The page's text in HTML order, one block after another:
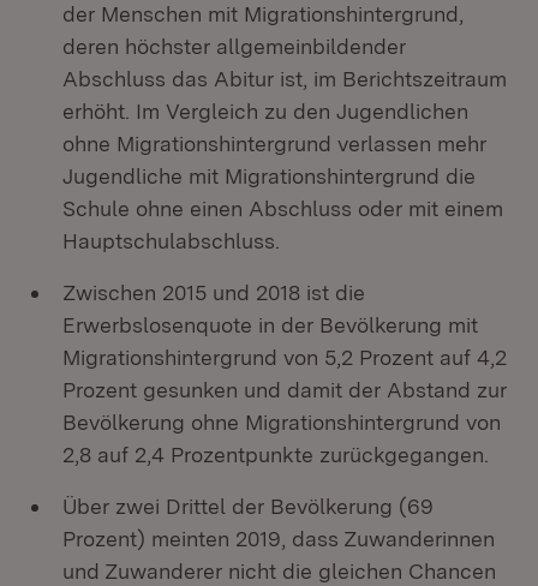
der Menschen mit Migrationshintergrund,
deren höchster allgemeinbildender
Abschluss das Abitur ist, im Berichtszeitraum
erhöht. Im Vergleich zu den Jugendlichen
ohne Migrationshintergrund verlassen mehr
Jugendliche mit Migrationshintergrund die
Schule ohne einen Abschluss oder mit einem
Hauptschulabschluss.
Zwischen 2015 und 2018 ist die
Erwerbslosenquote in der Bevölkerung mit
Migrationshintergrund von 5,2 Prozent auf 4,2
Prozent gesunken und damit der Abstand zur
Bevölkerung ohne Migrationshintergrund von
2,8 auf 2,4 Prozentpunkte zurückgegangen.
Über zwei Drittel der Bevölkerung (69
Prozent) meinten 2019, dass Zuwanderinnen
und Zuwanderer nicht die gleichen Chancen